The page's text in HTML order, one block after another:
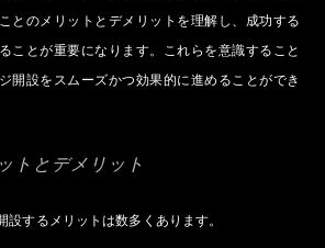
とのメリットとデメリットを理解し、成功する
ことが重要になります。これらを意識すること
開設をスムーズかつ効果的に進めることができ
トとデメリット
設するメリットは数多くあります。